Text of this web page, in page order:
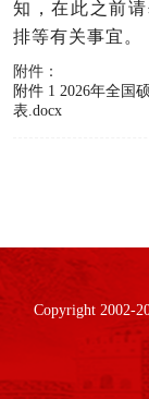
知，在此之前
排等有关事宜。
附件：
附件 1 2026年全国
表.docx
Copyright 2002-